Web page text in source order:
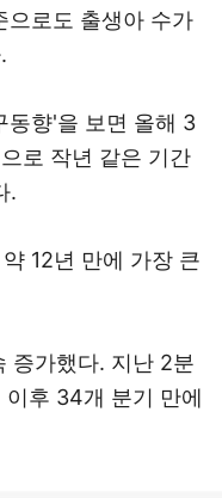
으로도 출생아 수가
동향'을 보면 올해 3
로 작년 같은 기간
.
12년 만에 가장 큰
증가했다. 지난 2분
후 34개 분기 만에